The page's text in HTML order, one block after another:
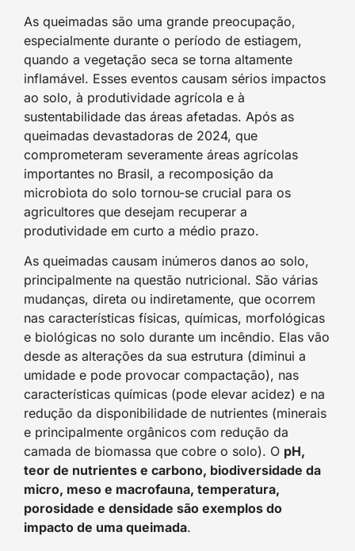
As queimadas são uma grande preocupação,
especialmente durante o período de estiagem,
quando a vegetação seca se torna altamente
inflamável. Esses eventos causam sérios impactos
ao solo, à produtividade agrícola e à
sustentabilidade das áreas afetadas. Após as
queimadas devastadoras de 2024, que
comprometeram severamente áreas agrícolas
importantes no Brasil, a recomposição da
microbiota do solo tornou-se crucial para os
agricultores que desejam recuperar a
produtividade em curto a médio prazo.
As queimadas causam inúmeros danos ao solo,
principalmente na questão nutricional. São várias
mudanças, direta ou indiretamente, que ocorrem
nas características físicas, químicas, morfológicas
e biológicas no solo durante um incêndio. Elas vão
desde as alterações da sua estrutura (diminui a
umidade e pode provocar compactação), nas
características químicas (pode elevar acidez) e na
redução da disponibilidade de nutrientes (minerais
e principalmente orgânicos com redução da
camada de biomassa que cobre o solo). O pH,
teor de nutrientes e carbono, biodiversidade da
micro, meso e macrofauna, temperatura,
porosidade e densidade são exemplos do
impacto de uma queimada.